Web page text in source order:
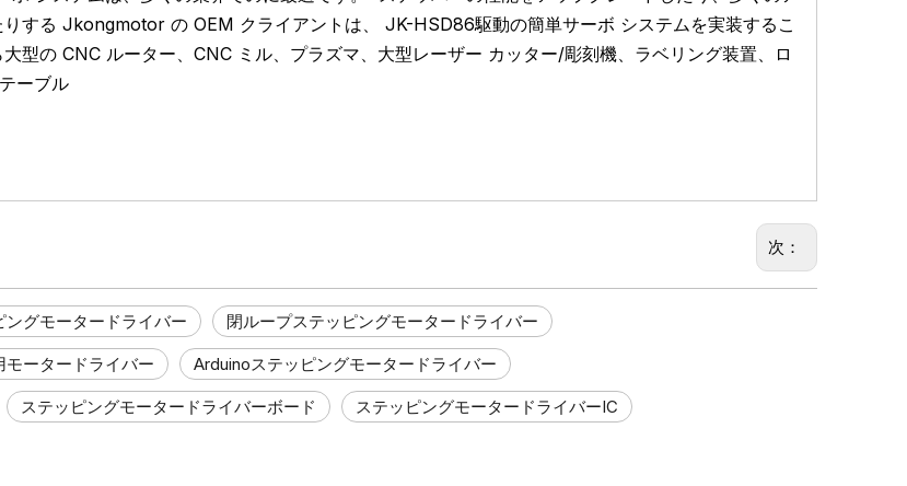
する Jkongmotor の OEM クライアントは、 JK-HSD86駆動の簡単サーボ システムを実装するこ
型の CNC ルーター、CNC ミル、プラズマ、大型レーザー カッター/彫刻機、ラベリング装置、ロ
ーブル
次：
ングモータードライバー 閉ループステッピングモータードライバー
ータードライバー Arduinoステッピングモータードライバー
ステッピングモータードライバーボード ステッピングモータードライバーIC